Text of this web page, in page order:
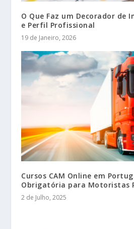
O Que Faz um Decorador de
e Perfil Profissional
19 de Janeiro, 2026
Cursos CAM Online em
Obrigatória para Motoristas
2 de Julho, 2025